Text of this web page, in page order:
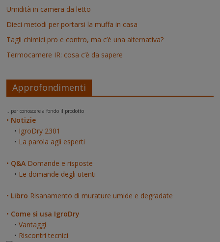
Umidità in camera da letto
Dieci metodi per portarsi la muffa in casa
Tagli chimici pro e contro, ma c’è una alternativa?
Termocamere IR: cosa c’è da sapere
Approfondimenti
...per conoscere a fondo il prodotto
• Notizie
• IgroDry 2301
• La parola agli esperti
• Q&A Domande e risposte
• Le domande degli utenti
• Libro Risanamento di murature umide e degradate
• Come si usa IgroDry
•Vantaggi
• Riscontri tecnici